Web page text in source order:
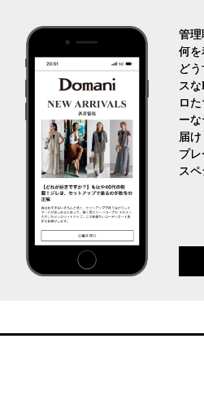
管理
何を
ど
ス
ロ
ー
届け
プ
スペ